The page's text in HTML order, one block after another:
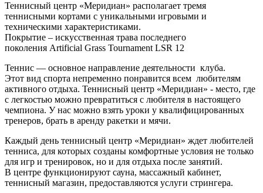
Теннисный центр «Меридиан» располагает тремя
теннисными кортами с уникальными игровыми и
техническими характеристиками.
Покрытие – искусственная трава последнего
поколения Artificial Grass Tournament LSR 12
Теннис — основное направление деятельности клуба.
Этот вид спорта непременно понравится всем любителям
активного отдыха. Теннисный центр «Меридиан» - место, где
с легкостью можно превратиться с любителя в настоящего
чемпиона. У нас можно взять уроки у квалифицированных
тренеров, брать в аренду ракетки и мячи.
Каждый день теннисный центр «Меридиан» ждет любителей
тенниса, для которых созданы комфортные условия не только
для игр и тренировок, но и для отдыха после занятий.
В центре функционируют сауна, массажный кабинет,
теннисный магазин, предоставляются услуги стрингера.